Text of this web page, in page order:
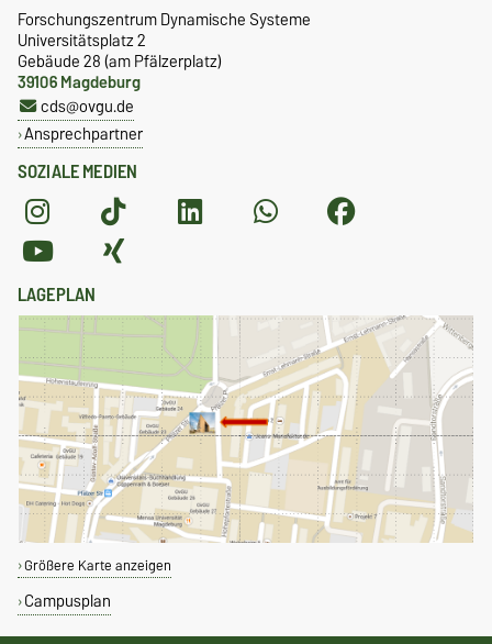
SOZIALE MEDIEN
Forschungszentrum Dynamische Systeme
Universitätsplatz 2
Gebäude 28 (am Pfälzerplatz)
39106 Magdeburg
cds@ovgu.de
Ansprechpartner
LAGEPLAN
Größere Karte anzeigen
Campusplan